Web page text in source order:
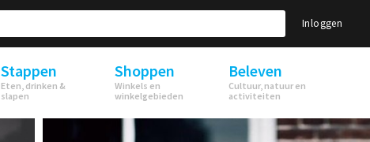
Inloggen
Stappen
Eten, drinken &
slapen
Shoppen
Winkels en
winkelgebieden
Beleven
Cultuur, natuur en
activiteiten